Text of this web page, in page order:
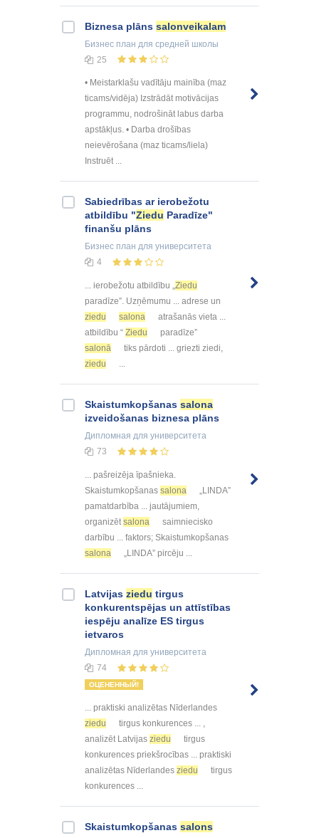
Biznesa plāns salonveikalam
Бизнес план для средней школы
25
• Meistarklašu vadītāju mainība (maz
ticams/vidēja) Izstrādāt motivācijas
programmu, nodrošināt labus darba
apstākļus. • Darba drošības
neievērošana (maz ticams/liela)
Instruēt ...
Sabiedrības ar ierobežotu
atbildību "Ziedu Paradīze"
finanšu plāns
Бизнес план для университета
4
... ierobežotu atbildību „Ziedu
paradīze”. Uzņēmumu ... adrese un
ziedu
salona
atrašanās vieta ...
atbildību “ Ziedu
paradīze”
salonā
tiks pārdoti ... griezti ziedi,
ziedu
...
Skaistumkopšanas salona
izveidošanas biznesa plāns
Дипломная для университета
73
... pašreizēja īpašnieka.
Skaistumkopšanas salona
„LINDA”
pamatdarbība ... jautājumiem,
organizētsalona
saimniecisko
darbību ... faktors; Skaistumkopšanas
salona
„LINDA” pircēju ...
Latvijas ziedu tirgus
konkurentspējas un attīstības
iespēju analīze ES tirgus
ietvaros
Дипломная для университета
74
ОЦЕНЕННЫЙ!
... praktiski analizētas Nīderlandes
ziedu
tirgus konkurences ... ,
analizēt Latvijas ziedu
tirgus
konkurences priekšrocības ... praktiski
analizētas Nīderlandes ziedu
tirgus
konkurences ...
Skaistumkopšanas salons